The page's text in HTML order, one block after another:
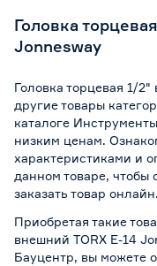
Головка
Jonnesway
Головка торцевая 1/
другие товары
каталоге
низким ценам.
характеристиками и
данном товаре,
заказать товар онлайн.
Приобретая такие
внешний TORX Е-14
Бауцентр, вы можете